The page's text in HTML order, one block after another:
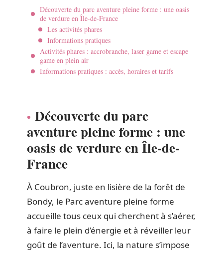
Découverte du parc aventure pleine forme : une oasis
de verdure en Île-de-France
Les activités phares
Informations pratiques
Activités phares : accrobranche, laser game et escape
game en plein air
Informations pratiques : accès, horaires et tarifs
Découverte du parc
aventure pleine forme : une
oasis de verdure en Île-de-
France
À Coubron, juste en lisière de la forêt de
Bondy, le Parc aventure pleine forme
accueille tous ceux qui cherchent à s’aérer,
à faire le plein d’énergie et à réveiller leur
goût de l’aventure. Ici, la nature s’impose